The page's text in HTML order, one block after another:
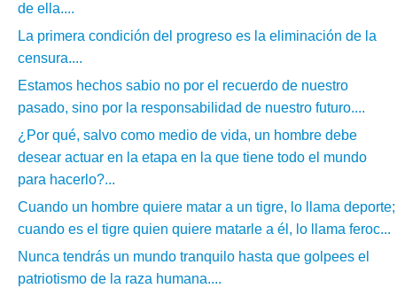
de ella....
La primera condición del progreso es la eliminación de la
censura....
Estamos hechos sabio no por el recuerdo de nuestro
pasado, sino por la responsabilidad de nuestro futuro....
¿Por qué, salvo como medio de vida, un hombre debe
desear actuar en la etapa en la que tiene todo el mundo
para hacerlo?...
Cuando un hombre quiere matar a un tigre, lo llama deporte;
cuando es el tigre quien quiere matarle a él, lo llama feroc...
Nunca tendrás un mundo tranquilo hasta que golpees el
patriotismo de la raza humana....